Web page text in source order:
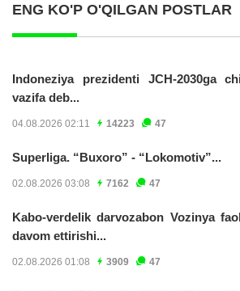
ENG KO'P O'QILGAN POSTLAR
Indoneziya prezidenti JCH-2030ga
vazifa deb...
04.08.2026 02:11 14223 47
Superliga. “Buxoro” - “Lokomotiv”...
02.08.2026 03:08 7162 47
Kabo-verdelik darvozabon Vozinya
davom ettirishi...
02.08.2026 01:08 3909 47